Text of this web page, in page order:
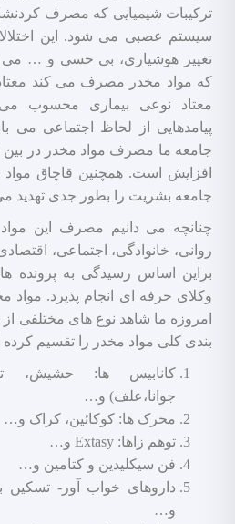
ترکیبات شیمیایی که مصرف
سیستم عصبی می شود. این
تغییر هوشیاری، بی حسی و … می
که مواد مخدر مصرف می کند معتاد
معتاد نوعی بیماری محسوب
پیامدهایی از لحاظ اجتماعی می
جامعه ما مصرف مواد مخدر در بین
افزایش است. همچنین قاچاق
جامعه بشریت را بطور جدی تهدید
چنانچه می دانیم مصرف این
روانی، خانوادگی، اجتماعی،
براین اساس رسیدگی به پرونده
وکلای حرفه ای انجام پذیرد. مواد
امروزه ما شاهد نوع های مختلفی
بندی کلی مواد مخدر را تقسیم کرده
کانابیس ها: حشیش،
جوانا،علف) و…
محرک ها: کوکائین، کراک و…
توهم زاها: Extasy و…
فن سیکلیدین و کتامین و…
داروهای خواب آور- تسکین
و…